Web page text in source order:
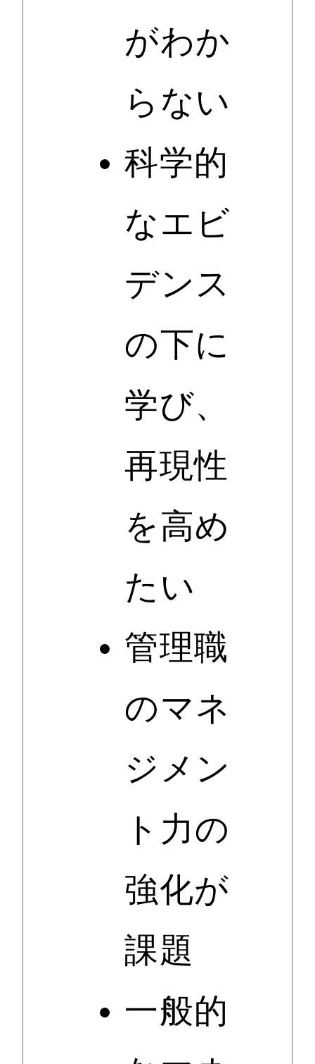
がわか
らない
科学的
なエビ
デンス
の下に
学び、
再現性
を高め
たい
管理職
のマネ
ジメン
ト力の
強化が
課題
一般的